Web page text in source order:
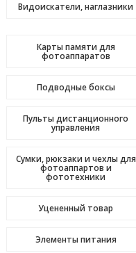
Видоискатели, наглазники
Карты памяти для
фотоаппаратов
Подводные боксы
Пульты дистанционного
управления
Сумки, рюкзаки и чехлы для
фотоаппартов и
фототехники
Уцененный товар
Элементы питания